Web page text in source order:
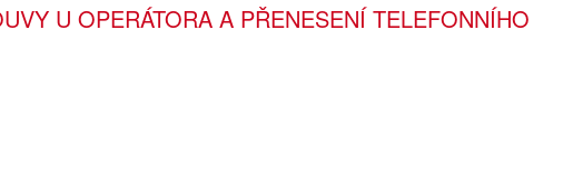
U OPERÁTORA A PŘENESENÍ TELEFONNÍHO